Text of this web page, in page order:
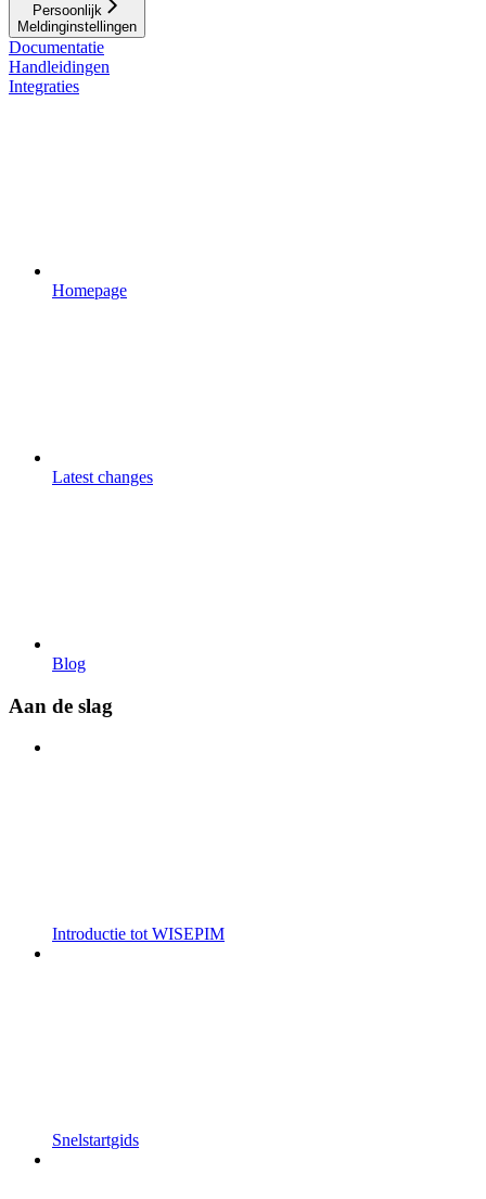
Persoonlijk
Meldinginstellingen
Documentatie
Handleidingen
Integraties
Homepage
Latest changes
Blog
Aan de slag
Introductie tot WISEPIM
Snelstartgids